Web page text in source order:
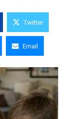
Twitter
Email